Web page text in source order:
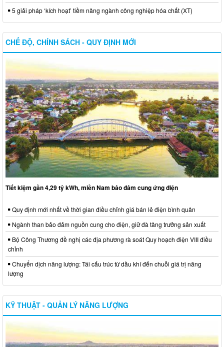
5 giải pháp ‘kích hoạt’ tiềm năng ngành công nghiệp hóa chất (XT)
CHẾ ĐỘ, CHÍNH SÁCH - QUY ĐỊNH MỚI
Tiết kiệm gần 4,29 tỷ kWh, miền Nam bảo đảm cung ứng điện
Quy định mới nhất về thời gian điều chỉnh giá bán lẻ điện bình quân
Ngành than bảo đảm nguồn cung cho điện, giữ đà tăng trưởng sản xuất
Bộ Công Thương đề nghị các địa phương rà soát Quy hoạch điện VIII điều
chỉnh
Chuyển dịch năng lượng: Tái cấu trúc từ dầu khí đến chuỗi giá trị năng
lượng
KỸ THUẬT - QUẢN LÝ NĂNG LƯỢNG